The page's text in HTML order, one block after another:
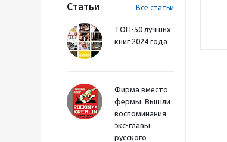
Статьи Все статьи
ТОП-50 лучших
книг 2024 года
Фирма вместо
фермы. Вышли
воспоминания
экс-главы
русского